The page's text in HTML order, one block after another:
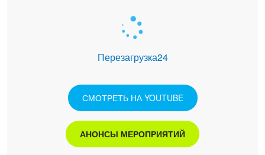
Перезагрузка24
СМОТРЕТЬ НА YOUTUBE
АНОНСЫ МЕРОПРИЯТИЙ